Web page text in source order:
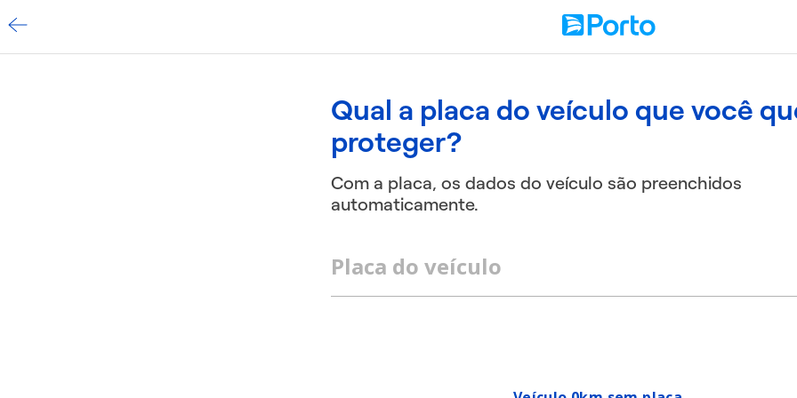
Qual a placa do veículo que você
proteger?
Com a placa, os dados do veículo são preenchidos
automaticamente.
Placa do veículo